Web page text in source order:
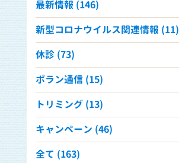
最新情報 (146)
新型コロナウイルス関連情報 (11)
休診 (73)
ポラン通信 (15)
トリミング (13)
キャンペーン (46)
全て (163)